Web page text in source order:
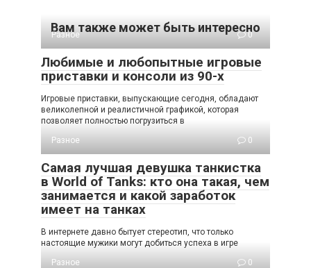
Вам также может быть интересно
Разное 0
Любимые и любопытные игровые
приставки и консоли из 90-х
Игровые приставки, выпускающие сегодня, обладают
великолепной и реалистичной графикой, которая
позволяет полностью погрузиться в
Разное
0
Самая лучшая девушка танкистка
в World of Tanks: кто она такая, чем
занимается и какой заработок
имеет на танках
В интернете давно бытует стереотип, что только
настоящие мужики могут добиться успеха в игре
Разное
0